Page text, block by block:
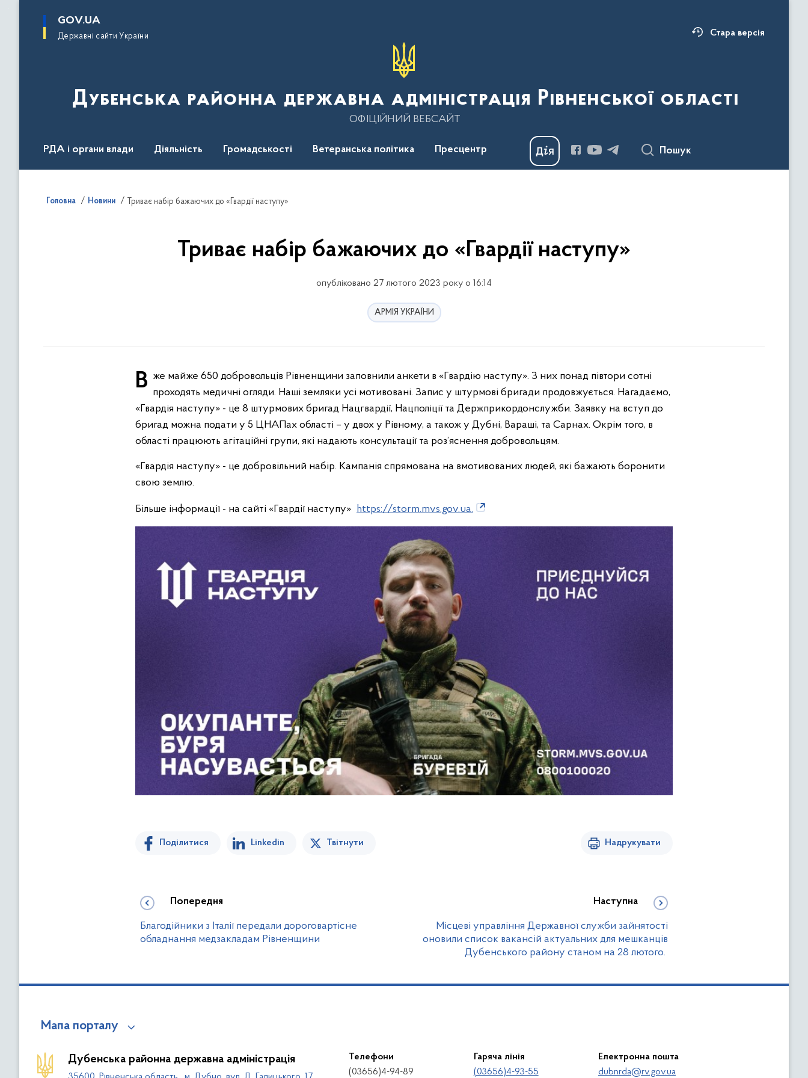
основного
GOV.UA
Державні сайти України Стара версія
Дубенська районна державна адміністрація Рівненської області
ОФІЦІЙНИЙ ВЕБСАЙТ
РДА і органи влади Діяльність Громадськості Ветеранська політика Пресцентр Пошук
Головна Новини Триває набір бажаючих до «Гвардії наступу»
Триває набір бажаючих до «Гвардії наступу»
опубліковано 27 лютого 2023 року о 16:14
АРМІЯ УКРАЇНИ
Вже майже 650 добровольців Рівненщини заповнили анкети в «Гвардію наступу». З них понад півтори сотні проходять медичні огляди. Наші земляки усі мотивовані. Запис у штурмові бригади продовжується. Нагадаємо,
«Гвардія наступу» - це 8 штурмових бригад Нацгвардії, Нацполіції та Держприкордонслужби. Заявку на вступ до
бригад можна подати у 5 ЦНАПах області – у двох у Рівному, а також у Дубні, Вараші, та Сарнах. Окрім того, в
області працюють агітаційні групи, які надають консультації та роз’яснення добровольцям.
«Гвардія наступу» - це добровільний набір. Кампанія спрямована на вмотивованих людей, які бажають боронити
свою землю.
Більше інформації - на сайті «Гвардії наступу» https://storm.mvs.gov.ua.
Поділитися Linkedin Твітнути Надрукувати
Попередня
Благодійники з Італії передали дороговартісне
обладнання медзакладам Рівненщини
Наступна
Місцеві управління Державної служби зайнятості
оновили список вакансій актуальних для мешканців
Дубенського району станом на 28 лютого.
Мапа порталу
Дубенська районна державна адміністрація
Телефони
(03656)4-94-89
Гаряча лінія
(03656)4-93-55
Електронна пошта
dubnrda@rv.gov.ua